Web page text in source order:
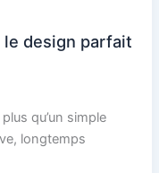
le design parfait
qu’un simple
longtemps